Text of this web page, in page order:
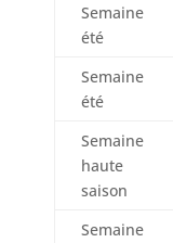
Semaine
été
Semaine
été
Semaine
haute
saison
Semaine